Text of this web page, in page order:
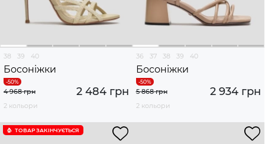
38 39 40
Босоніжки
2 484 грн
4 968 грн
2 кольори
36 37 38 39 40
Босоніжки
2 934 грн
5 868 грн
2 кольори
ТОВАР ЗАКІНЧУЄTЬСЯ